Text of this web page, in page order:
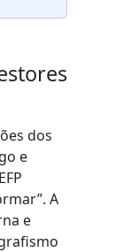
dos
e
A
e